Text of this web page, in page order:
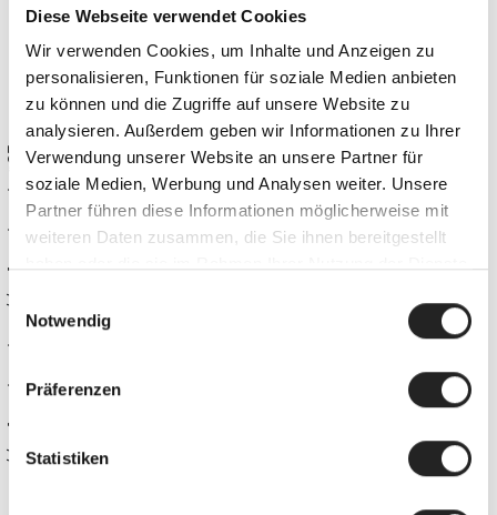
Diese Webseite verwendet Cookies
Wir verwenden Cookies, um Inhalte und Anzeigen zu
personalisieren, Funktionen für soziale Medien anbieten
zu können und die Zugriffe auf unsere Website zu
analysieren. Außerdem geben wir Informationen zu Ihrer
Verwendung unserer Website an unsere Partner für
soziale Medien, Werbung und Analysen weiter. Unsere
Partner führen diese Informationen möglicherweise mit
weiteren Daten zusammen, die Sie ihnen bereitgestellt
Einwilligungsauswahl
Notwendig
Präferenzen
Statistiken
Apartments
Apartment #25
Wo finde ich Dinge des täglichen
Bedarfs?
Was geschieht im Falle einer